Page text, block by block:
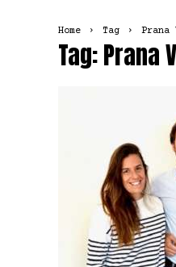
Home Tag Prana
Tag: Prana